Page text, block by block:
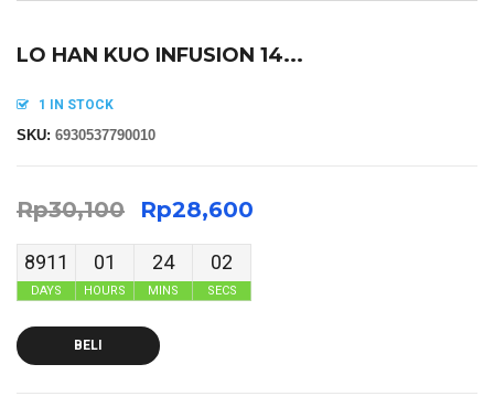
LO HAN KUO INFUSION 14...
1 IN STOCK
SKU: 6930537790010
Rp30,100 Rp28,600
8911
DAYS
01
HOURS
24
MINS
01
SECS
BELI